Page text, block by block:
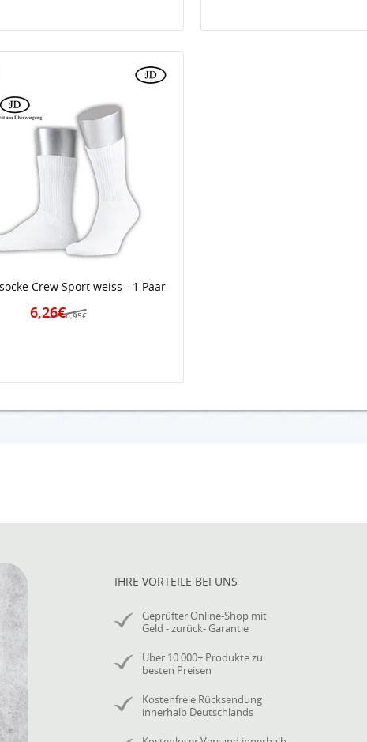
Crew Sport weiss - 1 Paar
6,95€
6,26€
IHRE VORTEILE BEI UNS
Geprüfter Online-Shop mit
Geld - zurück- Garantie
Über 10.000+ Produkte zu
besten Preisen
Kostenfreie Rücksendung
innerhalb Deutschlands